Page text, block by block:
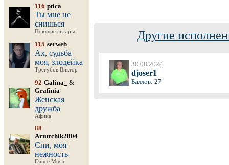
116 ptica
Ты мне не
снишься
Поющие гитары
115 serweb
Ах, судьба
моя, злодейка
Трегубов Виктор
92 Galina_
&
Grafinia
Женская
дружба
Афина
88
Arturchik2804
Спи, моя
нежность
Dance Music
Другие
30.08.2024
djoser1
Баллов: 27